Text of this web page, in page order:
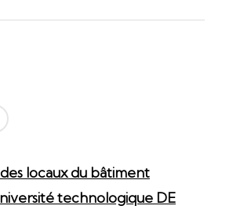
locaux du bâtiment
technologique DE